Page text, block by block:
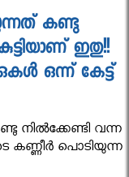
കണ്ടു
ഇതു!!
ഒന്ന് കേട്ട്
നിൽക്കേണ്ടി വന്ന
കണ്ണീർ പൊടിയുന്ന